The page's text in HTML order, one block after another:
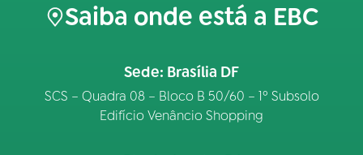
02A RÁDIO
PROGRAMAÇÃO
Saiba onde está a EBC
Sede: Brasília DF
SCS – Quadra 08 – Bloco B 50/60 – 1º Subsolo
Edifício Venâncio Shopping